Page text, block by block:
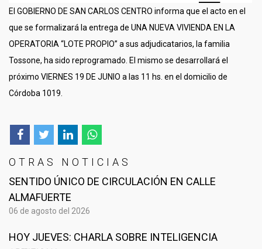
El GOBIERNO DE SAN CARLOS CENTRO informa que el acto en el
que se formalizará la entrega de UNA NUEVA VIVIENDA EN LA
OPERATORIA “LOTE PROPIO” a sus adjudicatarios, la familia
Tossone, ha sido reprogramado. El mismo se desarrollará el
próximo VIERNES 19 DE JUNIO a las 11 hs. en el domicilio de
Córdoba 1019.
OTRAS NOTICIAS
SENTIDO ÚNICO DE CIRCULACIÓN EN CALLE
ALMAFUERTE
06 de agosto del 2026
HOY JUEVES: CHARLA SOBRE INTELIGENCIA